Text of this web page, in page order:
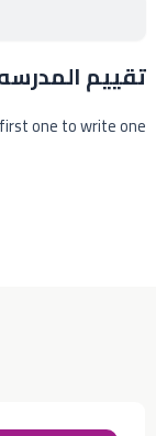
تقييم
one to write one.